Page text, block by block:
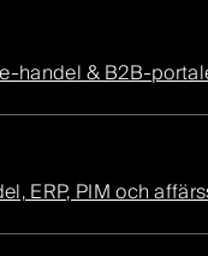
handel & B2B-
ERP, PIM och